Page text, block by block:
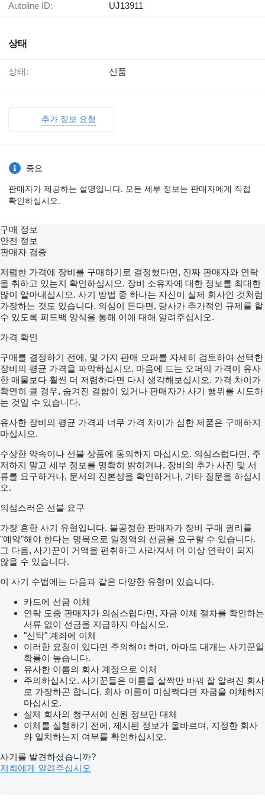
Autoline ID: UJ13911
상태
상태: 신품
추가 정보 요청
중요
판매자가 제공하는 설명입니다. 모든 세부 정보는 판매자에게 직접
확인하십시오.
구매 정보
안전 정보
판매자 검증
저렴한 가격에 장비를 구매하기로 결정했다면, 진짜 판매자와 연락
을 취하고 있는지 확인하십시오. 장비 소유자에 대한 정보를 최대한
많이 알아내십시오. 사기 방법 중 하나는 자신이 실제 회사인 것처럼
가장하는 것도 있습니다. 의심이 든다면, 당사가 추가적인 규제를 할
수 있도록 피드백 양식을 통해 이에 대해 알려주십시오.
가격 확인
구매를 결정하기 전에, 몇 가지 판매 오퍼를 자세히 검토하여 선택한
장비의 평균 가격을 파악하십시오. 마음에 드는 오퍼의 가격이 유사
한 매물보다 훨씬 더 저렴하다면 다시 생각해보십시오. 가격 차이가
확연히 클 경우, 숨겨진 결함이 있거나 판매자가 사기 행위를 시도하
는 것일 수 있습니다.
유사한 장비의 평균 가격과 너무 가격 차이가 심한 제품은 구매하지
마십시오.
수상한 약속이나 선불 상품에 동의하지 마십시오. 의심스럽다면, 주
저하지 말고 세부 정보를 명확히 밝히거나, 장비의 추가 사진 및 서
류를 요구하거나, 문서의 진본성을 확인하거나, 기타 질문을 하십시
오.
의심스러운 선불 요구
가장 흔한 사기 유형입니다. 불공정한 판매자가 장비 구매 권리를
"예약"해야 한다는 명목으로 일정액의 선금을 요구할 수 있습니다.
그 다음, 사기꾼이 거액을 편취하고 사라져서 더 이상 연락이 되지
않을 수 있습니다.
이 사기 수법에는 다음과 같은 다양한 유형이 있습니다.
카드에 선금 이체
연락 도중 판매자가 의심스럽다면, 자금 이체 절차를 확인하는
서류 없이 선금을 지급하지 마십시오.
"신탁" 계좌에 이체
이러한 요청이 있다면 주의해야 하며, 아마도 대개는 사기꾼일
확률이 높습니다.
유사한 이름의 회사 계정으로 이체
주의하십시오. 사기꾼들은 이름을 살짝만 바꿔 잘 알려진 회사
로 가장하곤 합니다. 회사 이름이 미심쩍다면 자금을 이체하지
마십시오.
실제 회사의 청구서에 신원 정보만 대체
이체를 실행하기 전에, 제시된 정보가 올바르며, 지정한 회사
와 일치하는지 여부를 확인하십시오.
사기를 발견하셨습니까?
저희에게 알려주십시오